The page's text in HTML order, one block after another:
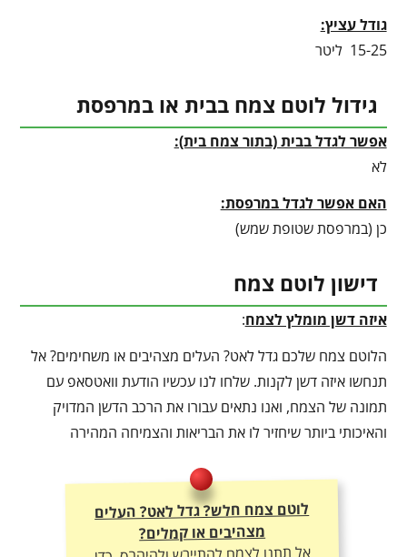
גודל עציץ:
15-25 ליטר
גידול לוטם צמח בבית או במרפסת
אפשר לגדל בבית (בתור צמח בית):
לא
האם אפשר לגדל במרפסת:
כן (במרפסת שטופת שמש)
דישון לוטם צמח
איזה דשן מומלץ לצמח:
הלוטם צמח שלכם גדל לאט? העלים מצהיבים או משחימים? אל
תנחשו איזה דשן לקנות. שלחו לנו עכשיו הודעת וואטסאפ עם
תמונה של הצמח, ואנו נתאים עבורו את הרכב הדשן המדויק
והאיכותי ביותר שיחזיר לו את הבריאות והצמיחה המהירה
לוטם צמח חלש? גדל לאט? העלים
מצהיבים או קמלים?